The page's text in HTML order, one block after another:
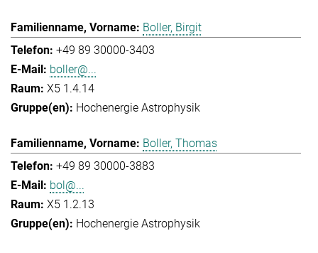
Boller, Birgit
+49 89 30000-3403
boller@...
X5 1.4.14
Hochenergie Astrophysik
Boller, Thomas
+49 89 30000-3883
bol@...
X5 1.2.13
Hochenergie Astrophysik